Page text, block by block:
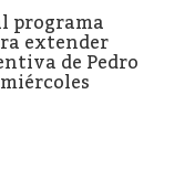
programa
extender
de Pedro